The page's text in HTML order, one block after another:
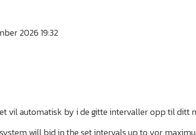
2026 19:32